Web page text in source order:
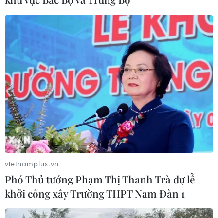
nâng cao năng lực phẫu thuật
chuyên sâu tại Bệnh viện K
06/08/2026 02:13
Chọn đúng đầu tàu: Danh mục
doanh nghiệp nhà nước mạnh và bài
toán giao nhiệm vụ
06/08/2026 00:56
Phát triển mô hình AI giải mã “ngôn
ngữ của não bộ”
05/08/2026 23:26
Hưởng ứng Ngày An
vietnamplus.vn
Phó Thủ tướng Phạm Thị Thanh Trà dự lễ
khởi công xây Trường THPT Nam Đàn 1